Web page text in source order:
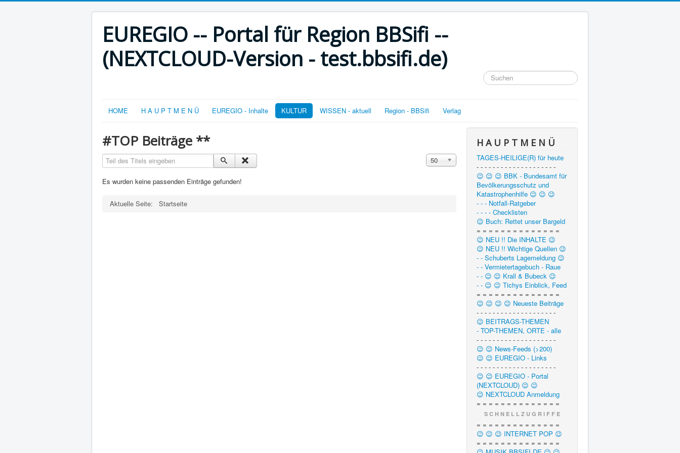
EUREGIO -- Portal für Region BBSifi --
(NEXTCLOUD-Version - test.bbsifi.de)
Suchen
...
HOME H A U P T M E N Ü EUREGIO - Inhalte KULTUR WISSEN - aktuell Region - BBSifi Verlag
#TOP Beiträge **
Teil des Titels eingeben Anzeige #
50
Es wurden keine passenden Einträge gefunden!
Aktuelle Seite: Startseite
H A U P T M E N Ü
TAGES-HEILIGE(R) für heute
- - - - - - - - - - - - - - - - - - - -
😉 😉 😉 BBK - Bundesamt für
Bevölkerungsschutz und
Katastrophenhilfe 😉 😉 😉
- - - Notfall-Ratgeber
- - - - Checklisten
😉 Buch: Rettet unser Bargeld
= = = = = = = = = = = = = =
😉 NEU !! Die INHALTE 😉
😉 NEU !! Wichtige Quellen 😉
- - Schuberts Lagemeldung 😉
- - Vermietertagebuch - Raue
- - 😉 😉 Krall & Bubeck 😉
- - 😉 😉 Tichys Einblick, Feed
= = = = = = = = = = = = = =
😉 😉 😉 😉 Neueste Beiträge
- - - - - - - - - - - - - - - - - - - -
😉 BEITRAGS-THEMEN
- TOP-THEMEN, ORTE - alle
- - - - - - - - - - - - - - - - - - - -
😉 😉 News-Feeds (>200)
😉 😉 EUREGIO - Links
- - - - - - - - - - - - - - - - - - - -
😉 😉 EUREGIO - Portal
(NEXTCLOUD) 😉 😉
😉 NEXTCLOUD Anmeldung
= = = = = = = = = = = = = =
S C H N E L L Z U G R I F F E
= = = = = = = = = = = = = =
😉 😉 😉 INTERNET POP 😉
= = = = = = = = = = = = = =